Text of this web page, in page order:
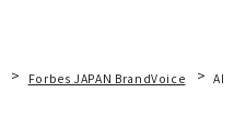
Forbes JAPAN BrandVoice AIが